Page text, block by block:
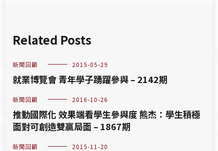
Related Posts
新聞回顧 2015-05-29
就業博覽會 青年學子踴躍參與 – 2142期
新聞回顧 2016-10-26
推動國際化 效果端看學生參與度 熊杰：學生積極
面對可創造雙贏局面 – 1867期
新聞回顧 2015-11-20